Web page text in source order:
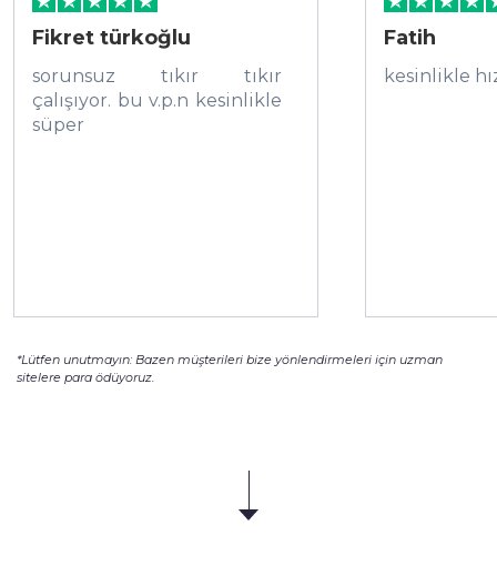
Fikret türkoğlu
sorunsuz tıkır tıkır
çalışıyor. bu v.p.n kesinlikle
süper
Fatih
kesinlikle
*Lütfen unutmayın: Bazen müşterileri bize yönlendirmeleri için uzman
sitelere para ödüyoruz.